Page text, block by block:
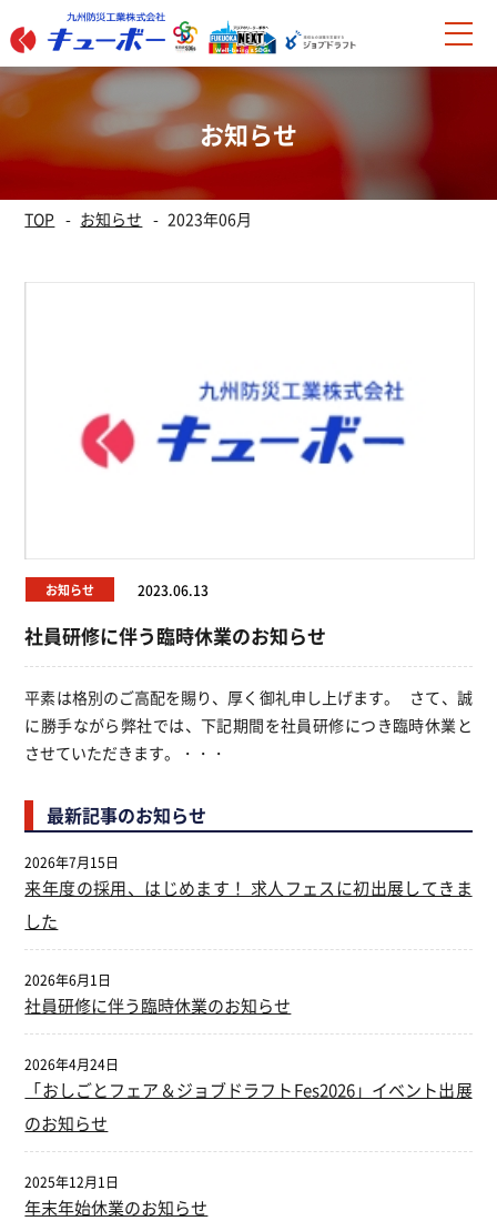
お知らせ
TOP お知らせ 2023年06月
お知らせ 2023.06.13
社員研修に伴う臨時休業のお知らせ
平素は格別のご高配を賜り、厚く御礼申し上げます。 さて、誠
に勝手ながら弊社では、下記期間を社員研修につき臨時休業と
させていただきます。・・・
最新記事のお知らせ
来年度の採用、はじめます！ 求人フェスに初出展してきま
した
2026年7月15日
社員研修に伴う臨時休業のお知らせ
2026年6月1日
「おしごとフェア＆ジョブドラフトFes2026」イベント出展
のお知らせ
2026年4月24日
年末年始休業のお知らせ
2025年12月1日